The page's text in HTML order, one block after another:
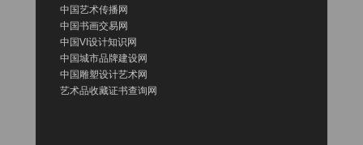
中国艺术传播网
中国书画交易网
中国VI设计知识网
中国城市品牌建设网
中国雕塑设计艺术网
艺术品收藏证书查询网